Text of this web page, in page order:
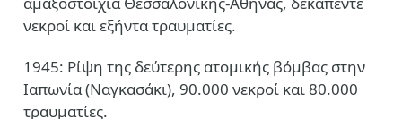
νεκροί και εξήντα τραυματίες.
1945: Ρίψη της δεύτερης ατομικής βόμβας στην
Ιαπωνία (Ναγκασάκι), 90.000 νεκροί και 80.000
τραυματίες.